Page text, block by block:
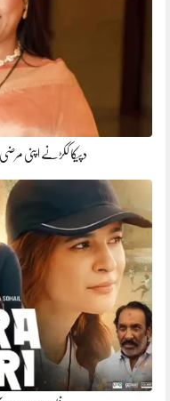
دپیکا ککڑنے اپنی مرضی